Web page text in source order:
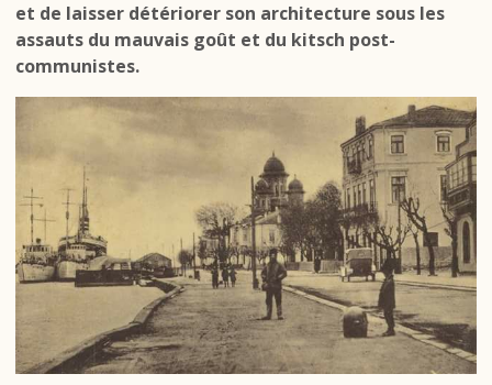
et de laisser détériorer son architecture sous les
assauts du mauvais goût et du kitsch post-
communistes.